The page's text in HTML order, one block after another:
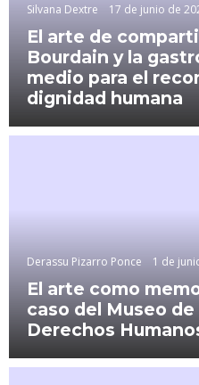
Silvana Dextre 17 de junio de
El arte de
Bourdain y la
medio para el
dignidad humana
Derassu Pizarro Ponce 1 de
El arte como
caso del Museo
Derechos